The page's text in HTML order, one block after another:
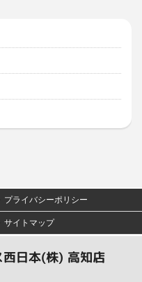
プライバシーポリシー
サイトマップ
日本(株) 高知店